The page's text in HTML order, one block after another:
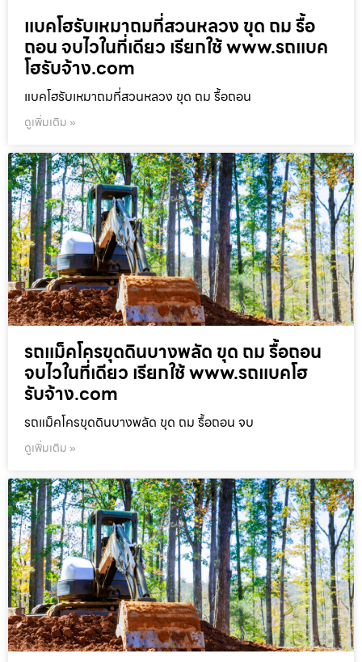
แบคโฮรับเหมาถมที่สวนหลวง ขุด ถม รื้อ
ถอน จบไวในที่เดียว เรียกใช้ www.รถแบค
โฮรับจ้าง.com
แบคโฮรับเหมาถมที่สวนหลวง ขุด ถม รื้อถอน
ดูเพิ่มเติม »
รถแม็คโครขุดดินบางพลัด ขุด ถม รื้อถอน
จบไวในที่เดียว เรียกใช้ www.รถแบคโฮ
รับจ้าง.com
รถแม็คโครขุดดินบางพลัด ขุด ถม รื้อถอน จบ
ดูเพิ่มเติม »